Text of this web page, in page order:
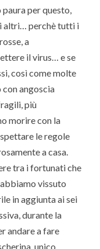
per questo,
altri… perchè tutti i
a
il virus… e se
così come molte
angoscia
più
morire con la
le regole
a casa.
tra i fortunati che
vissuto
in aggiunta ai sei
durante la
andare a fare
unico